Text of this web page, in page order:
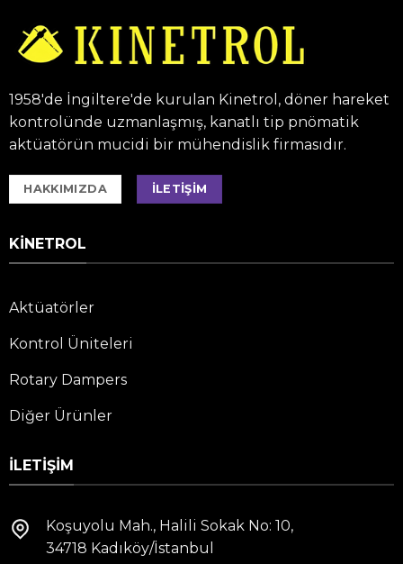
1958'de İngiltere'de kurulan Kinetrol, döner hareket
kontrolünde uzmanlaşmış, kanatlı tip pnömatik
aktüatörün mucidi bir mühendislik firmasıdır.
HAKKIMIZDA İLETIŞIM
KINETROL
Aktüatörler
Kontrol Üniteleri
Rotary Dampers
Diğer Ürünler
İLETIŞIM
Koşuyolu Mah., Halili Sokak No: 10,
34718 Kadıköy/İstanbul